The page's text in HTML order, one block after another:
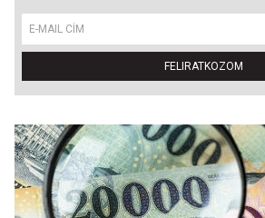
FELIRATKOZOM